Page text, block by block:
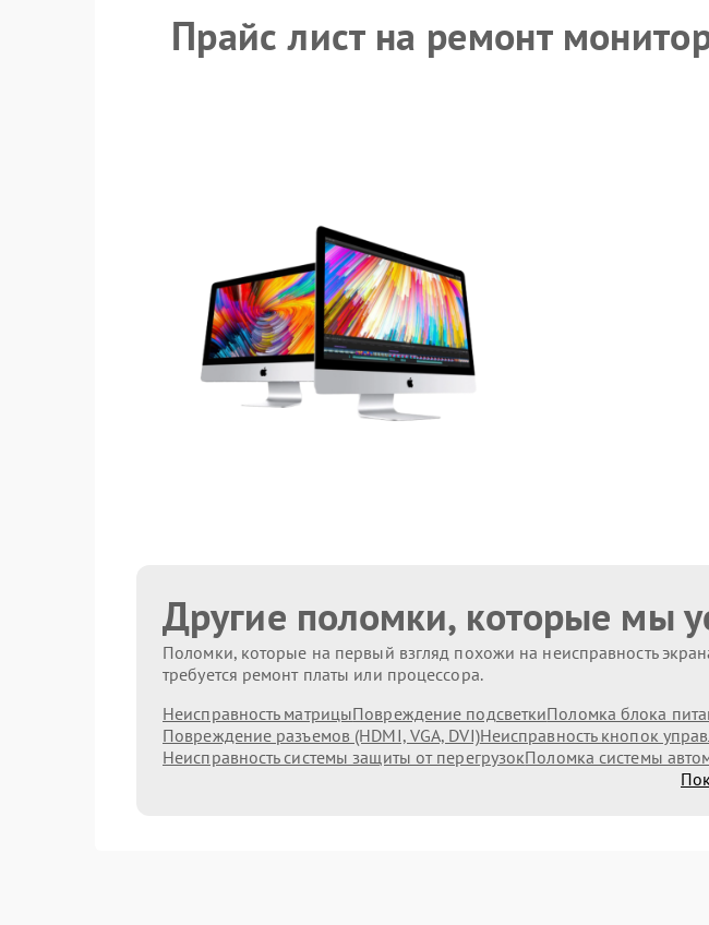
Прайс лист на ремонт
Другие поломки, которые мы
Поломки, которые на первый взгляд похожи на неисправность
требуется ремонт платы или процессора.
Неисправность матрицыПовреждение подсветкиПоломка блока
Повреждение разъемов (HDMI, VGA, DVI)Неисправность кнопок
Неисправность системы защиты от перегрузокПоломка системы